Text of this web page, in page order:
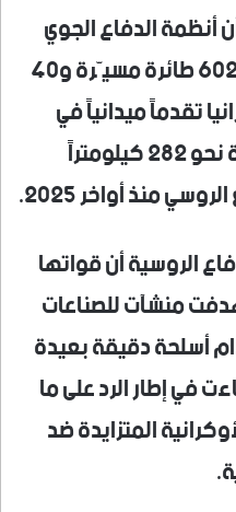
أنظمة الدفاع الجوي
تمكنت من إسقاط أو تحييد 602 طائرة مسيّرة و40
تقدماً ميدانياً في
مايو للشهر الثاني، مستعيدة نحو 282 كيلومتراً
منذ أواخر 2025.
الروسية أن قواتها
منشآت للصناعات
أسلحة دقيقة بعيدة
في إطار الرد على ما
المتزايدة ضد